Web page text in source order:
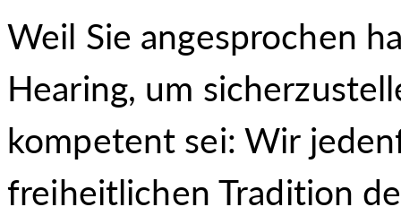
Weil Sie angesprochen
Hearing, um
kompetent sei: Wir
freiheitlichen Tradition